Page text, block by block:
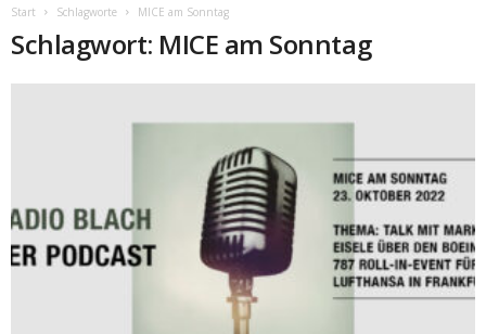
Start Schlagworte MICE am Sonntag
Schlagwort: MICE am Sonntag